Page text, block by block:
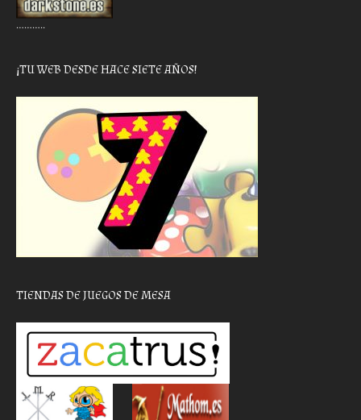
………..
¡TU WEB DESDE HACE SIETE AÑOS!
TIENDAS DE JUEGOS DE MESA